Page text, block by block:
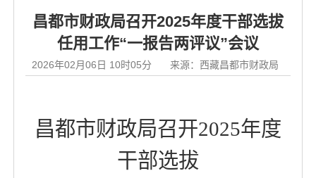
昌都市财政局召开2025年度干部选拔
任用工作“一报告两评议”会议
2026年02月06日 10时05分 来源：西藏昌都市财政局
昌都市财政局召开2025年度
干部选拔